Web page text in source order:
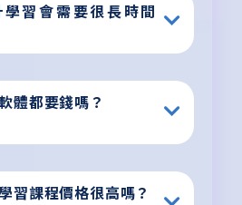
習會需要很長時間
體都要錢嗎？
習課程價格很高嗎？